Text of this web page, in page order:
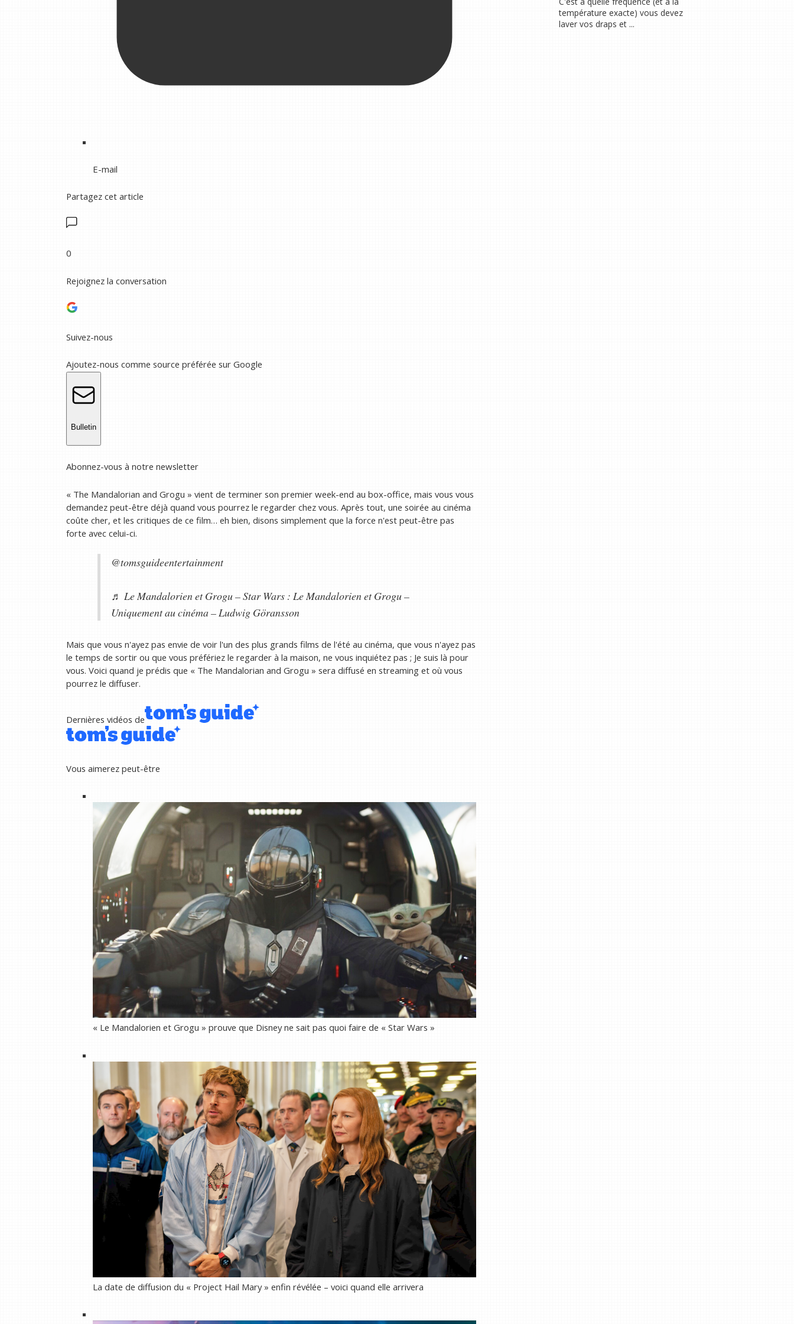
E-mail
Partagez cet article
0
Rejoignez la conversation
Suivez-nous
Ajoutez-nous comme source préférée sur Google
Bulletin
Abonnez-vous à notre newsletter
« The Mandalorian and Grogu » vient de terminer son premier week-end au box-office, mais vous vous
demandez peut-être déjà quand vous pourrez le regarder chez vous. Après tout, une soirée au cinéma
coûte cher, et les critiques de ce film… eh bien, disons simplement que la force n'est peut-être pas
forte avec celui-ci.
@tomsguideentertainment
♬ Le Mandalorien et Grogu – Star Wars : Le Mandalorien et Grogu –
Uniquement au cinéma – Ludwig Göransson
Mais que vous n'ayez pas envie de voir l'un des plus grands films de l'été au cinéma, que vous n'ayez pas
le temps de sortir ou que vous préfériez le regarder à la maison, ne vous inquiétez pas ; Je suis là pour
vous. Voici quand je prédis que « The Mandalorian and Grogu » sera diffusé en streaming et où vous
pourrez le diffuser.
Dernières vidéos de
Vous aimerez peut-être
« Le Mandalorien et Grogu » prouve que Disney ne sait pas quoi faire de « Star Wars »
La date de diffusion du « Project Hail Mary » enfin révélée – voici quand elle arrivera
température exacte) vous devez
laver vos draps et ...